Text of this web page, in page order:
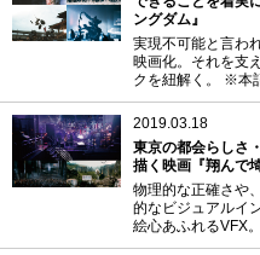
ングダム』
実現不可能と言わ
映画化。それを支
クを紐解く。 ※本
2019.03.18
東京の都会らしさ
描く映画『翔んで
物理的な正確さや
的なビジュアルイ
絵心あふれるVFX